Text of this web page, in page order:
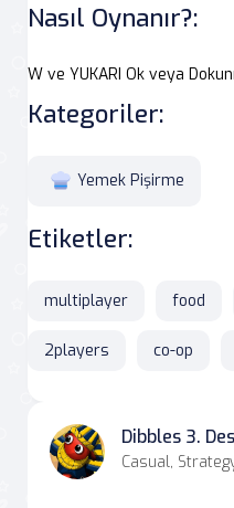
Nasıl Oynanır?:
W ve YUKARI Ok veya
Kategoriler:
Yemek Pişirme
Etiketler:
multiplayer food
2players co-op
Dibbles 3.
Casual,